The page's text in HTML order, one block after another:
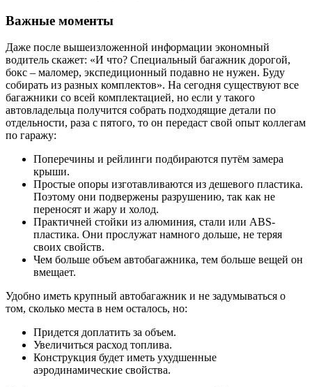
Важные моменты
Даже после вышеизложенной информации экономный
водитель скажет: «И что? Специальный багажник дорогой,
бокс – маломер, экспедиционный подавно не нужен. Буду
собирать из разных комплектов». На сегодня существуют все
багажники со всей комплектацией, но если у такого
автовладельца получится собрать подходящие детали по
отдельности, раза с пятого, то он передаст свой опыт коллегам
по гаражу:
Поперечины и рейлинги подбираются путём замера
крыши.
Простые опоры изготавливаются из дешевого пластика.
Поэтому они подвержены разрушению, так как не
переносят и жару и холод.
Практичней стойки из алюминия, стали или ABS-
пластика. Они прослужат намного дольше, не теряя
своих свойств.
Чем больше объем автобагажника, тем больше вещей он
вмещает.
Удобно иметь крупный автобагажник и не задумываться о
том, сколько места в нем осталось, но:
Придется доплатить за объем.
Увеличиться расход топлива.
Конструкция будет иметь ухудшенные
аэродинамические свойства.